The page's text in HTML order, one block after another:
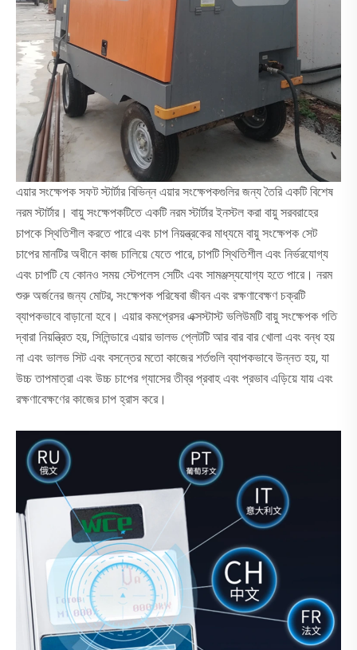
এয়ার সংক্ষেপক সফট স্টার্টার বিভিন্ন এয়ার সংক্ষেপকগুলির জন্য তৈরি একটি বিশেষ
নরম স্টার্টার। বায়ু সংক্ষেপকটিতে একটি নরম স্টার্টার ইনস্টল করা বায়ু সরবরাহের
চাপকে স্থিতিশীল করতে পারে এবং চাপ নিয়ন্ত্রকের মাধ্যমে বায়ু সংক্ষেপক সেট
চাপের মানটির অধীনে কাজ চালিয়ে যেতে পারে, চাপটি স্থিতিশীল এবং নির্ভরযোগ্য
এবং চাপটি যে কোনও সময় স্টেপলেস সেটিং এবং সামঞ্জস্যযোগ্য হতে পারে। নরম
শুরু অর্জনের জন্য মোটর, সংক্ষেপক পরিষেবা জীবন এবং রক্ষণাবেক্ষণ চক্রটি
ব্যাপকভাবে বাড়ানো হবে। এয়ার কমপ্রেসর এক্সস্টাস্ট ভলিউমটি বায়ু সংক্ষেপক গতি
দ্বারা নিয়ন্ত্রিত হয়, সিলিন্ডারে এয়ার ভালভ প্লেটটি আর বার বার খোলা এবং বন্ধ হয়
না এবং ভালভ সিট এবং বসন্তের মতো কাজের শর্তগুলি ব্যাপকভাবে উন্নত হয়, যা
উচ্চ তাপমাত্রা এবং উচ্চ চাপের গ্যাসের তীব্র প্রবাহ এবং প্রভাব এড়িয়ে যায় এবং
রক্ষণাবেক্ষণের কাজের চাপ হ্রাস করে।